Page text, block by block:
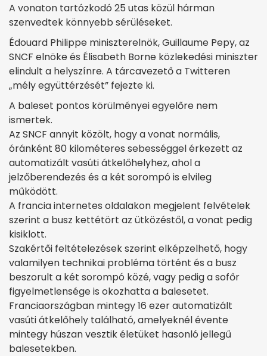
A vonaton tartózkodó 25 utas közül hárman
szenvedtek könnyebb sérüléseket.
Édouard Philippe miniszterelnök, Guillaume Pepy, az
SNCF elnöke és Élisabeth Borne közlekedési miniszter
elindult a helyszínre. A tárcavezető a Twitteren
„mély együttérzését” fejezte ki.
A baleset pontos körülményei egyelőre nem
ismertek.
Az SNCF annyit közölt, hogy a vonat normális,
óránként 80 kilométeres sebességgel érkezett az
automatizált vasúti átkelőhelyhez, ahol a
jelzőberendezés és a két sorompó is elvileg
működött.
A francia internetes oldalakon megjelent felvételek
szerint a busz kettétört az ütközéstől, a vonat pedig
kisiklott.
Szakértői feltételezések szerint elképzelhető, hogy
valamilyen technikai probléma történt és a busz
beszorult a két sorompó közé, vagy pedig a sofőr
figyelmetlensége is okozhatta a balesetet.
Franciaországban mintegy 16 ezer automatizált
vasúti átkelőhely található, amelyeknél évente
mintegy húszan vesztik életüket hasonló jellegű
balesetekben.